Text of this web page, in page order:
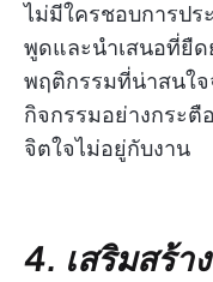
ไม่มีใครชอบการปร
พูดและนำเสนอที่ยืด
พฤติกรรมที่น่าสนใ
กิจกรรมอย่างกระ
จิตใจไม่อยู่กับงาน
4. เสริมสร้า